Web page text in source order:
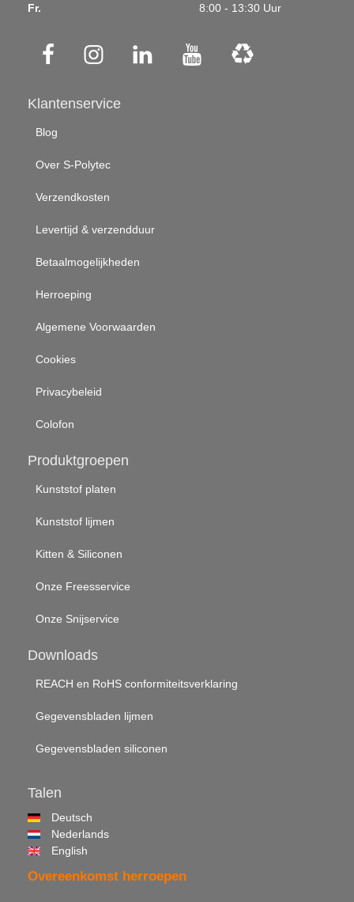
Fr.
8:00 - 13:30 Uur
Klantenservice
Blog
Over S-Polytec
Verzendkosten
Levertijd & verzendduur
Betaalmogelijkheden
Herroeping
Algemene Voorwaarden
Cookies
Privacybeleid
Colofon
Produktgroepen
Kunststof platen
Kunststof lijmen
Kitten & Siliconen
Onze Freesservice
Onze Snijservice
Downloads
REACH en RoHS conformiteitsverklaring
Gegevensbladen lijmen
Gegevensbladen siliconen
Talen
Deutsch
Nederlands
English
Overeenkomst herroepen